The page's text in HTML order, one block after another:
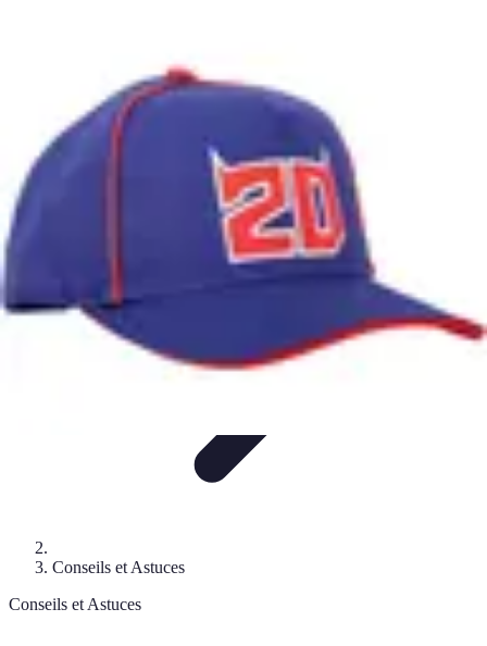
Aventure Sportive
Conseils et Astuces
Conseils et Astuces